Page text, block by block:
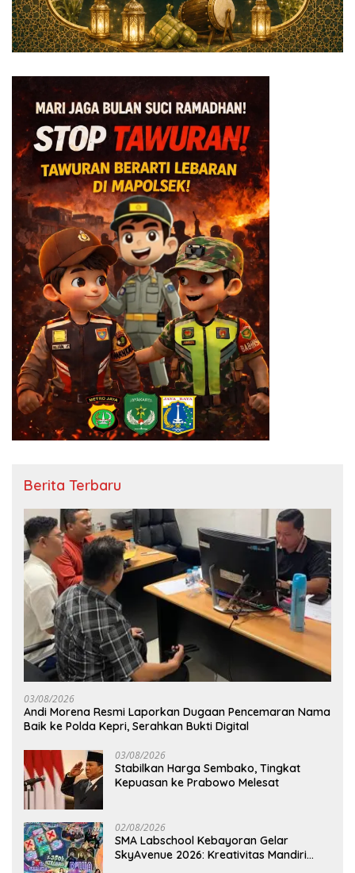
Berita Terbaru
03/08/2026
Andi Morena Resmi Laporkan Dugaan Pencemaran Nama
Baik ke Polda Kepri, Serahkan Bukti Digital
03/08/2026
Stabilkan Harga Sembako, Tingkat
Kepuasan ke Prabowo Melesat
02/08/2026
SMA Labschool Kebayoran Gelar
SkyAvenue 2026: Kreativitas Mandiri